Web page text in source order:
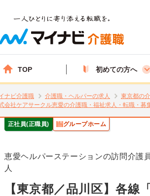
TOP 初めての方へ
ナビ介護職 介護職・ヘルパーの求人 東京都の
会社ケアサークル恵愛の介護職・福祉求人・転職・募
正社員(正職員) グループホーム
恵愛ヘルパーステーションの訪問介護
人
【東京都／品川区】各線